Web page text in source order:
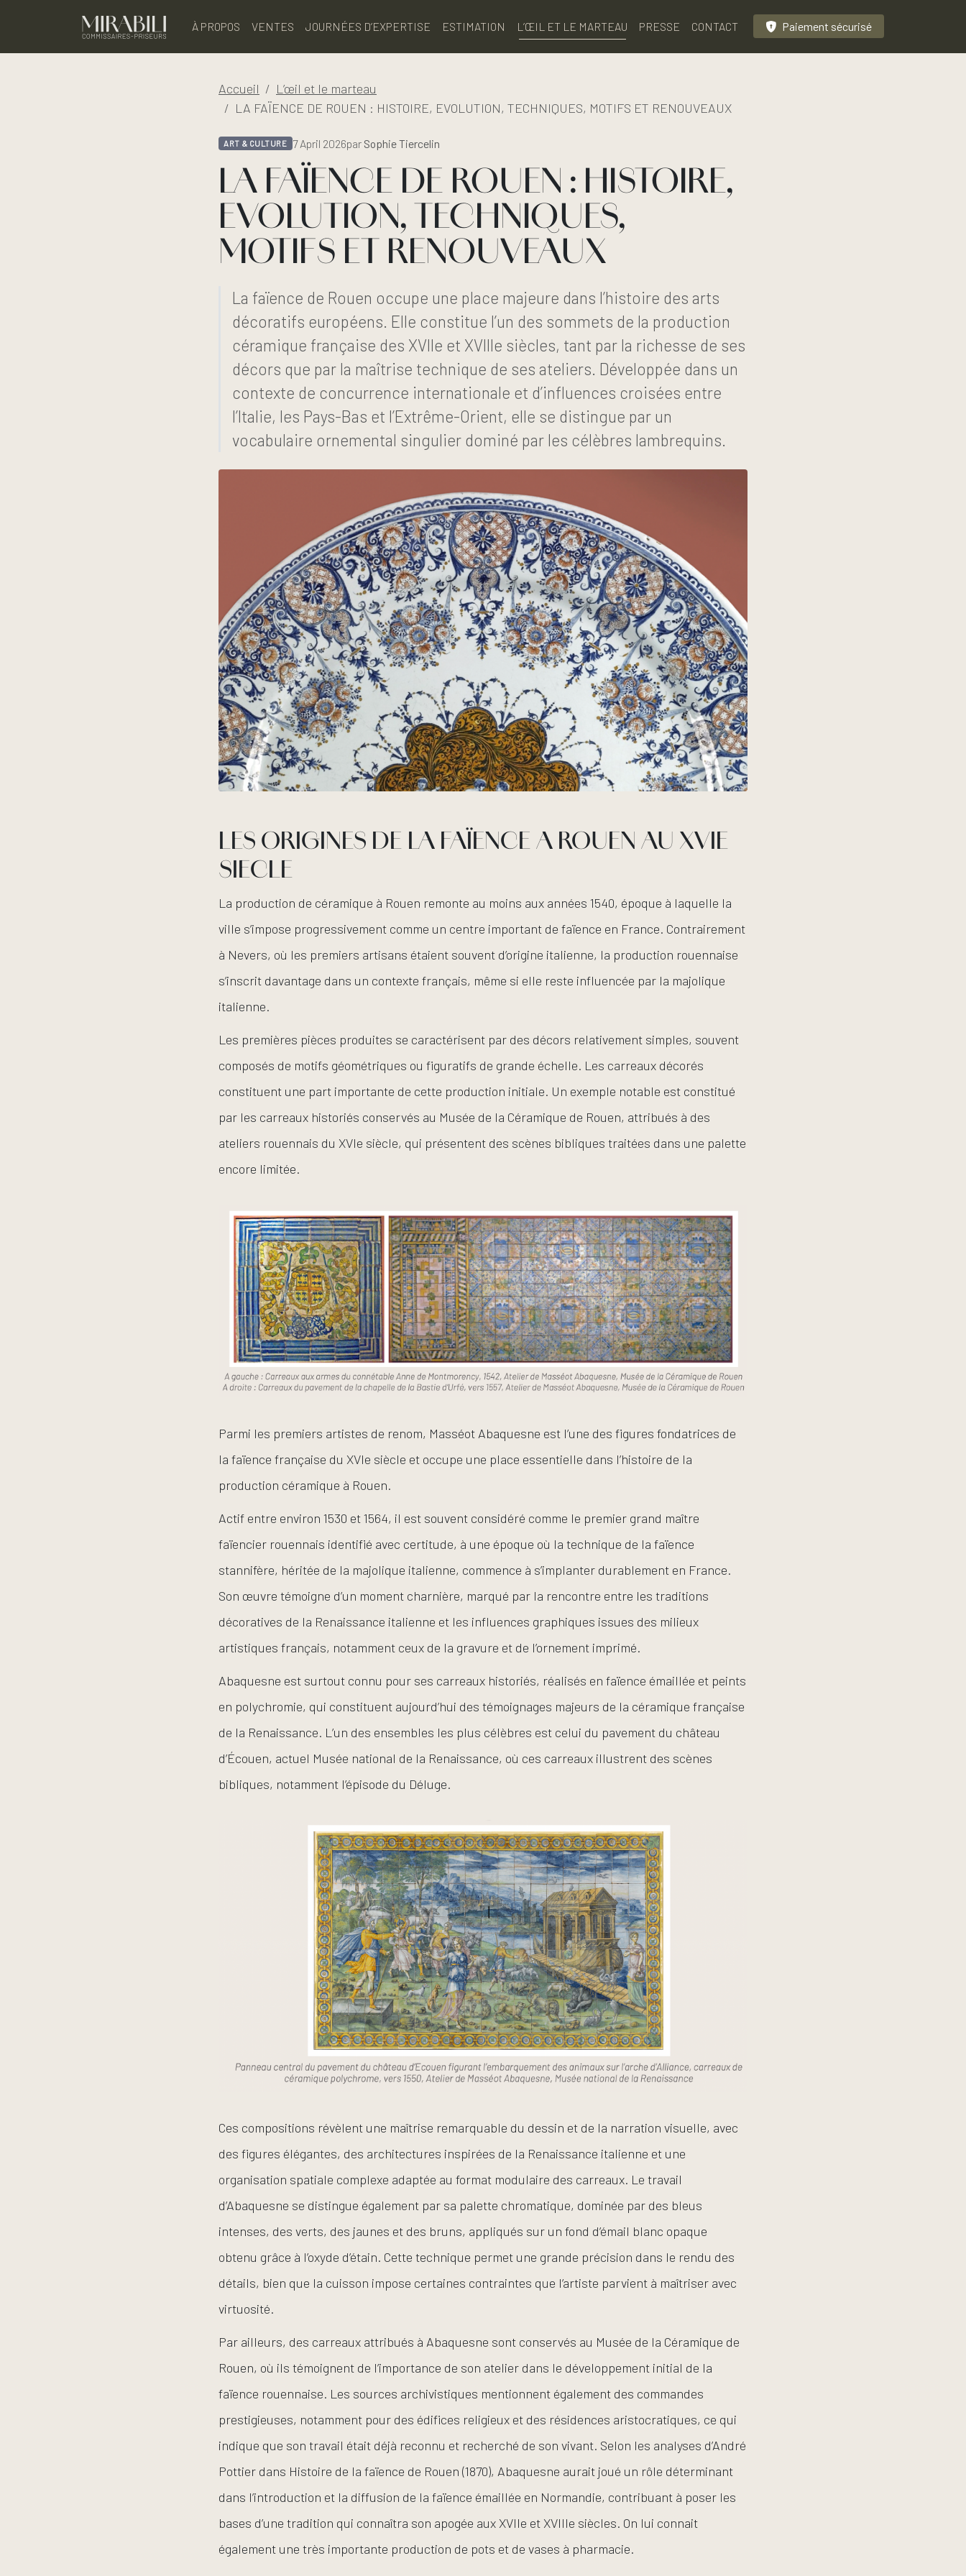
À PROPOS VENTES JOURNÉES D’EXPERTISE ESTIMATION L’ŒIL ET LE MARTEAU PRESSE CONTACT Paiement sécurisé
Accueil
L’œil et le marteau
LA FAÏENCE DE ROUEN : HISTOIRE, EVOLUTION, TECHNIQUES, MOTIFS ET RENOUVEAUX
ART & CULTURE 7 April 2026par Sophie Tiercelin
LA FAÏENCE DE ROUEN : HISTOIRE,
EVOLUTION, TECHNIQUES,
MOTIFS ET RENOUVEAUX
La faïence de Rouen occupe une place majeure dans l’histoire des arts
décoratifs européens. Elle constitue l’un des sommets de la production
céramique française des XVIIe et XVIIIe siècles, tant par la richesse de ses
décors que par la maîtrise technique de ses ateliers. Développée dans un
contexte de concurrence internationale et d’influences croisées entre
l’Italie, les Pays-Bas et l’Extrême-Orient, elle se distingue par un
vocabulaire ornemental singulier dominé par les célèbres lambrequins.
LES ORIGINES DE LA FAÏENCE A ROUEN AU XVIE
SIECLE
La production de céramique à Rouen remonte au moins aux années 1540, époque à laquelle la
ville s’impose progressivement comme un centre important de faïence en France. Contrairement
à Nevers, où les premiers artisans étaient souvent d’origine italienne, la production rouennaise
s’inscrit davantage dans un contexte français, même si elle reste influencée par la majolique
italienne.
Les premières pièces produites se caractérisent par des décors relativement simples, souvent
composés de motifs géométriques ou figuratifs de grande échelle. Les carreaux décorés
constituent une part importante de cette production initiale. Un exemple notable est constitué
par les carreaux historiés conservés au Musée de la Céramique de Rouen, attribués à des
ateliers rouennais du XVIe siècle, qui présentent des scènes bibliques traitées dans une palette
encore limitée.
Parmi les premiers artistes de renom, Masséot Abaquesne est l’une des figures fondatrices de
la faïence française du XVIe siècle et occupe une place essentielle dans l’histoire de la
production céramique à Rouen.
Actif entre environ 1530 et 1564, il est souvent considéré comme le premier grand maître
faïencier rouennais identifié avec certitude, à une époque où la technique de la faïence
stannifère, héritée de la majolique italienne, commence à s’implanter durablement en France.
Son œuvre témoigne d’un moment charnière, marqué par la rencontre entre les traditions
décoratives de la Renaissance italienne et les influences graphiques issues des milieux
artistiques français, notamment ceux de la gravure et de l’ornement imprimé.
Abaquesne est surtout connu pour ses carreaux historiés, réalisés en faïence émaillée et peints
en polychromie, qui constituent aujourd’hui des témoignages majeurs de la céramique française
de la Renaissance. L’un des ensembles les plus célèbres est celui du pavement du château
d’Écouen, actuel Musée national de la Renaissance, où ces carreaux illustrent des scènes
bibliques, notamment l’épisode du Déluge.
Ces compositions révèlent une maîtrise remarquable du dessin et de la narration visuelle, avec
des figures élégantes, des architectures inspirées de la Renaissance italienne et une
organisation spatiale complexe adaptée au format modulaire des carreaux. Le travail
d’Abaquesne se distingue également par sa palette chromatique, dominée par des bleus
intenses, des verts, des jaunes et des bruns, appliqués sur un fond d’émail blanc opaque
obtenu grâce à l’oxyde d’étain. Cette technique permet une grande précision dans le rendu des
détails, bien que la cuisson impose certaines contraintes que l’artiste parvient à maîtriser avec
virtuosité.
Par ailleurs, des carreaux attribués à Abaquesne sont conservés au Musée de la Céramique de
Rouen, où ils témoignent de l’importance de son atelier dans le développement initial de la
faïence rouennaise. Les sources archivistiques mentionnent également des commandes
prestigieuses, notamment pour des édifices religieux et des résidences aristocratiques, ce qui
indique que son travail était déjà reconnu et recherché de son vivant. Selon les analyses d’André
Pottier dans Histoire de la faïence de Rouen (1870), Abaquesne aurait joué un rôle déterminant
dans l’introduction et la diffusion de la faïence émaillée en Normandie, contribuant à poser les
bases d’une tradition qui connaîtra son apogée aux XVIIe et XVIIIe siècles. On lui connait
également une très importante production de pots et de vases à pharmacie.